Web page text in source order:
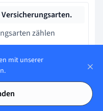
zählen
unterschiedliche
mit unserer